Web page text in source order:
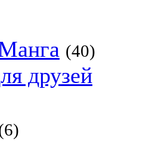
(40)
друзей